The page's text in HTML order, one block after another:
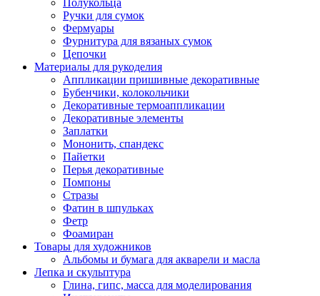
Полукольца
Ручки для сумок
Фермуары
Фурнитура для вязаных сумок
Цепочки
Материалы для рукоделия
Аппликации пришивные декоративные
Бубенчики, колокольчики
Декоративные термоаппликации
Декоративные элементы
Заплатки
Мононить, спандекс
Пайетки
Перья декоративные
Помпоны
Стразы
Фатин в шпульках
Фетр
Фоамиран
Товары для художников
Альбомы и бумага для акварели и масла
Лепка и скульптура
Глина, гипс, масса для моделирования